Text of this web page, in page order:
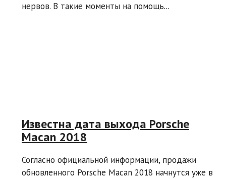
нервов. В такие моменты на помощь...
Известна дата выхода Porsche
Macan 2018
Согласно официальной информации, продажи
обновленного Porsche Macan 2018 начнутся уже в